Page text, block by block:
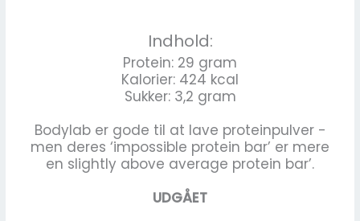
Indhold:
Protein: 29 gram
Kalorier: 424 kcal
Sukker: 3,2 gram
Bodylab er gode til at lave proteinpulver -
men deres ‘impossible protein bar’ er mere
en slightly above average protein bar’.
UDGÅET